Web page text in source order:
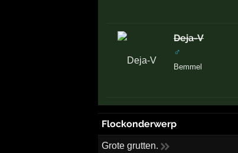
Deja-V
♂
Bemmel
Flockonderwerp
Grote grutten.